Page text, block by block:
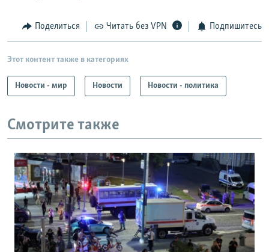
Поделиться Читать без VPN Подпишитесь
Этот контент также в категориях
Новости - мир Новости Новости - политика
Смотрите также